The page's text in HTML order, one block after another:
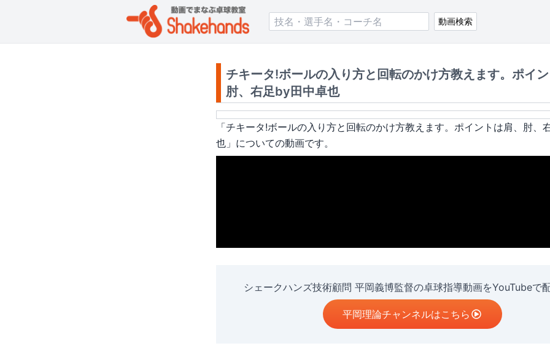
動画検索
チキータ!ボールの入り方と回転のかけ方教えます。ポイ
肘、右足by田中卓也
「チキータ!ボールの入り方と回転のかけ方教えます。ポイントは肩、肘、
也 」についての動画です。
シェークハンズ技術顧問 平岡義博監督の卓球指導動画をYouTubeで
平岡理論チャンネルはこちら